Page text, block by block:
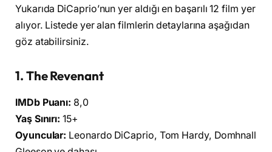
Yukarıda DiCaprio’nun yer aldığı en başarılı 12 film yer
alıyor. Listede yer alan filmlerin detaylarına aşağıdan
göz atabilirsiniz.
1. The Revenant
IMDb Puanı: 8,0
Yaş Sınırı: 15+
Oyuncular: Leonardo DiCaprio, Tom Hardy, Domhnall